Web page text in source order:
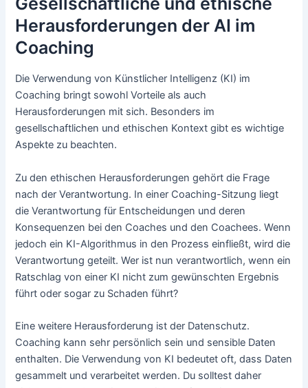
Herausforderungen der AI im
Coaching
Die Verwendung von Künstlicher Intelligenz (KI) im
Coaching bringt sowohl Vorteile als auch
Herausforderungen mit sich. Besonders im
gesellschaftlichen und ethischen Kontext gibt es wichtige
Aspekte zu beachten.
Zu den ethischen Herausforderungen gehört die Frage
nach der Verantwortung. In einer Coaching-Sitzung liegt
die Verantwortung für Entscheidungen und deren
Konsequenzen bei den Coaches und den Coachees. Wenn
jedoch ein KI-Algorithmus in den Prozess einfließt, wird die
Verantwortung geteilt. Wer ist nun verantwortlich, wenn ein
Ratschlag von einer KI nicht zum gewünschten Ergebnis
führt oder sogar zu Schaden führt?
Eine weitere Herausforderung ist der Datenschutz.
Coaching kann sehr persönlich sein und sensible Daten
enthalten. Die Verwendung von KI bedeutet oft, dass Daten
gesammelt und verarbeitet werden. Du solltest daher